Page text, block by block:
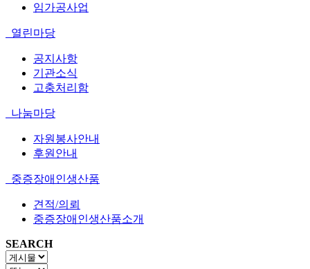
임가공사업
열린마당
공지사항
기관소식
고충처리함
나눔마당
자원봉사안내
후원안내
중증장애인생산품
견적/의뢰
중증장애인생산품소개
SEARCH